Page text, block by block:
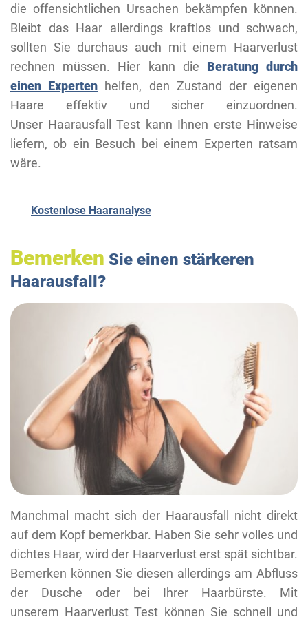
die offensichtlichen Ursachen bekämpfen können.
Bleibt das Haar allerdings kraftlos und schwach,
sollten Sie durchaus auch mit einem Haarverlust
rechnen müssen. Hier kann die Beratung durch
einen Experten helfen, den Zustand der eigenen
Haare effektiv und sicher einzuordnen.
Unser Haarausfall Test kann Ihnen erste Hinweise
liefern, ob ein Besuch bei einem Experten ratsam
wäre.
Kostenlose Haaranalyse
Bemerken Sie einen stärkeren
Haarausfall?
Manchmal macht sich der Haarausfall nicht direkt
auf dem Kopf bemerkbar. Haben Sie sehr volles und
dichtes Haar, wird der Haarverlust erst spät sichtbar.
Bemerken können Sie diesen allerdings am Abfluss
der Dusche oder bei Ihrer Haarbürste. Mit
unserem Haarverlust Test können Sie schnell und